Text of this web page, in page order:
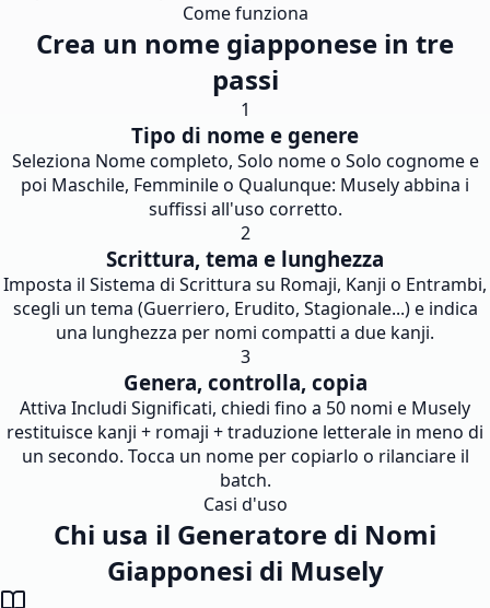
Come funziona
Crea un nome giapponese in tre
passi
1
Tipo di nome e genere
Seleziona Nome completo, Solo nome o Solo cognome e
poi Maschile, Femminile o Qualunque: Musely abbina i
suffissi all'uso corretto.
2
Scrittura, tema e lunghezza
Imposta il Sistema di Scrittura su Romaji, Kanji o Entrambi,
scegli un tema (Guerriero, Erudito, Stagionale...) e indica
una lunghezza per nomi compatti a due kanji.
3
Genera, controlla, copia
Attiva Includi Significati, chiedi fino a 50 nomi e Musely
restituisce kanji + romaji + traduzione letterale in meno di
un secondo. Tocca un nome per copiarlo o rilanciare il
batch.
Casi d'uso
Chi usa il Generatore di Nomi
Giapponesi di Musely